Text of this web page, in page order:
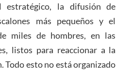
estratégico, la difusión de
más pequeños y el
miles de hombres, en las
listos para reaccionar a la
Todo esto no está organizado